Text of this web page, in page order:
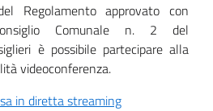
Regolamento approvato con
Comunale n. 2 del
è possibile partecipare alla
videoconferenza.
in diretta streaming